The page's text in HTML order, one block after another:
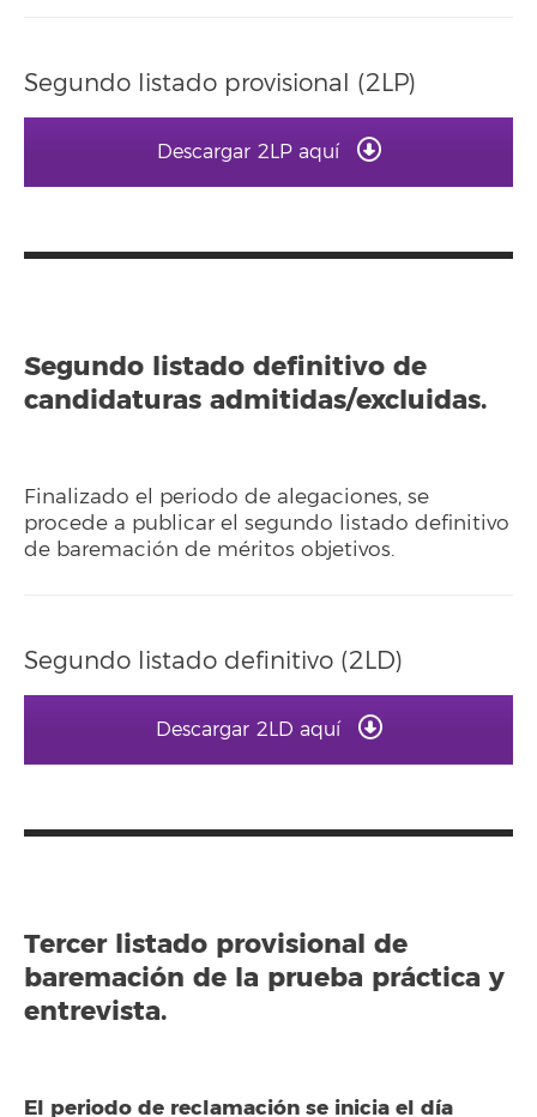
Segundo listado provisional (2LP)
Descargar 2LP aquí
Segundo listado definitivo de
candidaturas admitidas/excluidas.
Finalizado el periodo de alegaciones, se
procede a publicar el segundo listado definitivo
de baremación de méritos objetivos.
Segundo listado definitivo (2LD)
Descargar 2LD aquí
Tercer listado provisional de
baremación de la prueba práctica y
entrevista.
El periodo de reclamación se inicia el día